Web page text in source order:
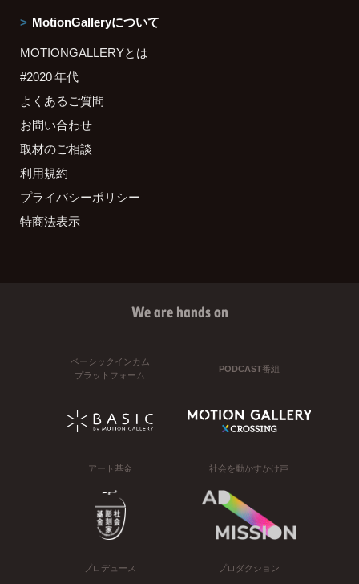
MotionGalleryについて
MOTIONGALLERYとは
#2020 年代
よくあるご質問
お問い合わせ
取材のご相談
利用規約
プライバシーポリシー
特商法表示
We are hands on
ベーシックインカム
プラットフォーム
PODCAST番組
アート基金 社会を動かすかけ声
プロデュース プロダクション